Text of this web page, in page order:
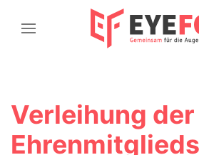
Verleihung der